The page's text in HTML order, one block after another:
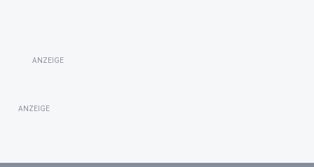
ANZEIGE
ANZEIGE